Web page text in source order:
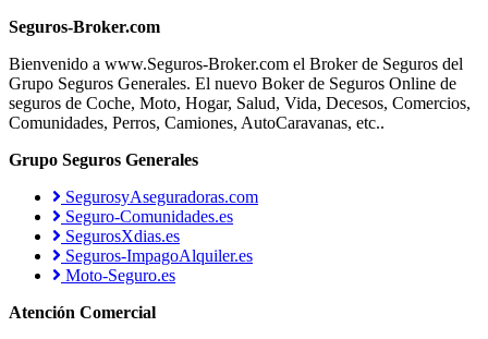
Seguros-Broker.com
Bienvenido a www.Seguros-Broker.com el Broker de Seguros del
Grupo Seguros Generales. El nuevo Boker de Seguros Online de
seguros de Coche, Moto, Hogar, Salud, Vida, Decesos, Comercios,
Comunidades, Perros, Camiones, AutoCaravanas, etc..
Grupo Seguros Generales
SegurosyAseguradoras.com
Seguro-Comunidades.es
SegurosXdias.es
Seguros-ImpagoAlquiler.es
Moto-Seguro.es
Atención Comercial